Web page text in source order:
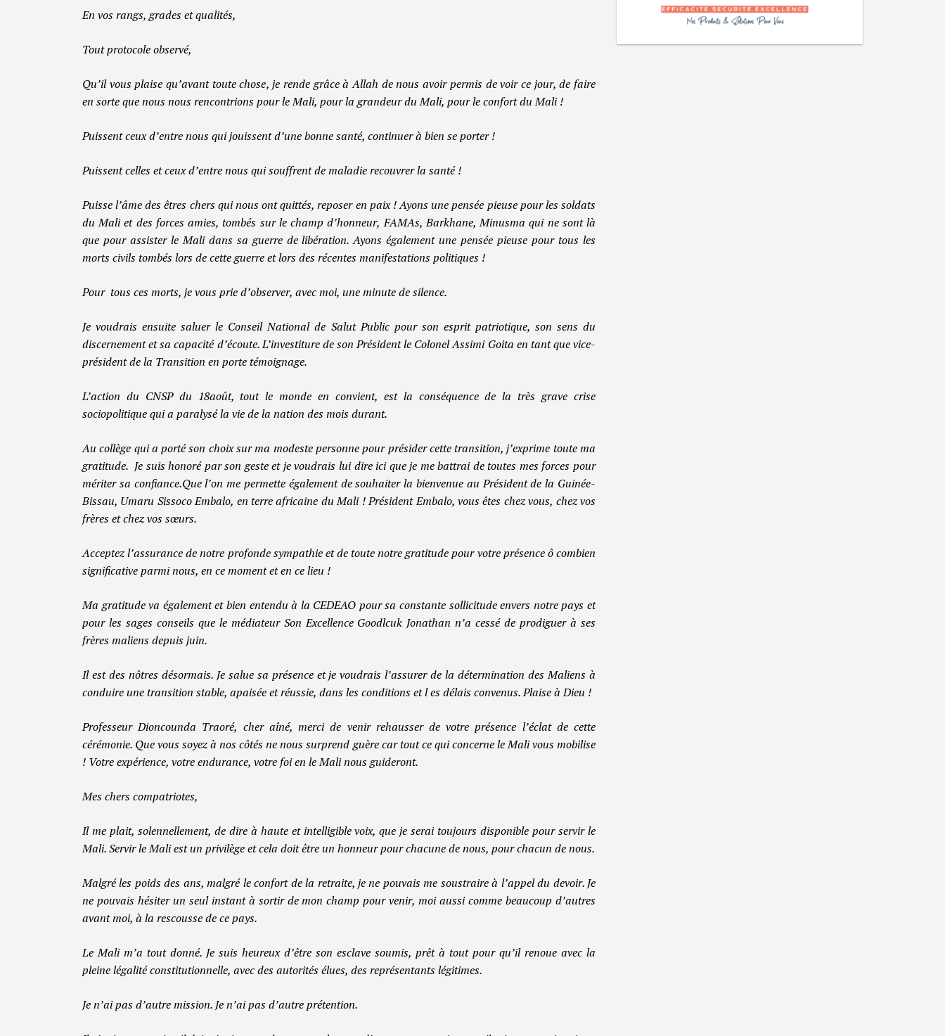
En vos rangs, grades et qualités,
Tout protocole observé,
Qu’il vous plaise qu’avant toute chose, je rende grâce à Allah de nous avoir permis de voir ce jour, de faire
en sorte que nous nous rencontrions pour le Mali, pour la grandeur du Mali, pour le confort du Mali !
Puissent ceux d’entre nous qui jouissent d’une bonne santé, continuer à bien se porter !
Puissent celles et ceux d’entre nous qui souffrent de maladie recouvrer la santé !
Puisse l’âme des êtres chers qui nous ont quittés, reposer en paix ! Ayons une pensée pieuse pour les soldats
du Mali et des forces amies, tombés sur le champ d’honneur, FAMAs, Barkhane, Minusma qui ne sont là
que pour assister le Mali dans sa guerre de libération. Ayons également une pensée pieuse pour tous les
morts civils tombés lors de cette guerre et lors des récentes manifestations politiques !
Pour tous ces morts, je vous prie d’observer, avec moi, une minute de silence.
Je voudrais ensuite saluer le Conseil National de Salut Public pour son esprit patriotique, son sens du
discernement et sa capacité d’écoute. L’investiture de son Président le Colonel Assimi Goita en tant que vice-
président de la Transition en porte témoignage.
L’action du CNSP du 18août, tout le monde en convient, est la conséquence de la très grave crise
sociopolitique qui a paralysé la vie de la nation des mois durant.
Au collège qui a porté son choix sur ma modeste personne pour présider cette transition, j’exprime toute ma
gratitude. Je suis honoré par son geste et je voudrais lui dire ici que je me battrai de toutes mes forces pour
mériter sa confiance.Que l’on me permette également de souhaiter la bienvenue au Président de la Guinée-
Bissau, Umaru Sissoco Embalo, en terre africaine du Mali ! Président Embalo, vous êtes chez vous, chez vos
frères et chez vos sœurs.
Acceptez l’assurance de notre profonde sympathie et de toute notre gratitude pour votre présence ô combien
significative parmi nous, en ce moment et en ce lieu !
Ma gratitude va également et bien entendu à la CEDEAO pour sa constante sollicitude envers notre pays et
pour les sages conseils que le médiateur Son Excellence Goodlcuk Jonathan n’a cessé de prodiguer à ses
frères maliens depuis juin.
Il est des nôtres désormais. Je salue sa présence et je voudrais l’assurer de la détermination des Maliens à
conduire une transition stable, apaisée et réussie, dans les conditions et l es délais convenus. Plaise à Dieu !
Professeur Dioncounda Traoré, cher aîné, merci de venir rehausser de votre présence l’éclat de cette
cérémonie. Que vous soyez à nos côtés ne nous surprend guère car tout ce qui concerne le Mali vous mobilise
! Votre expérience, votre endurance, votre foi en le Mali nous guideront.
Mes chers compatriotes,
Il me plait, solennellement, de dire à haute et intelligible voix, que je serai toujours disponible pour servir le
Mali. Servir le Mali est un privilège et cela doit être un honneur pour chacune de nous, pour chacun de nous.
Malgré les poids des ans, malgré le confort de la retraite, je ne pouvais me soustraire à l’appel du devoir. Je
ne pouvais hésiter un seul instant à sortir de mon champ pour venir, moi aussi comme beaucoup d’autres
avant moi, à la rescousse de ce pays.
Le Mali m’a tout donné. Je suis heureux d’être son esclave soumis, prêt à tout pour qu’il renoue avec la
pleine légalité constitutionnelle, avec des autorités élues, des représentants légitimes.
Je n’ai pas d’autre mission. Je n’ai pas d’autre prétention.